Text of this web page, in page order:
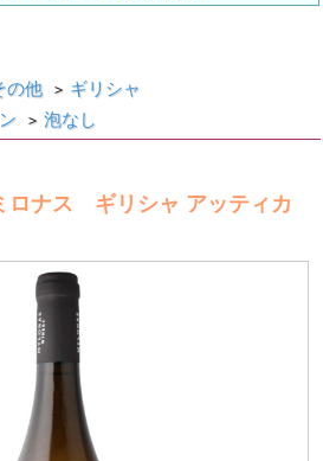
の他 > ギリシャ
> 泡なし
ロナス ギリシャ アッティカ